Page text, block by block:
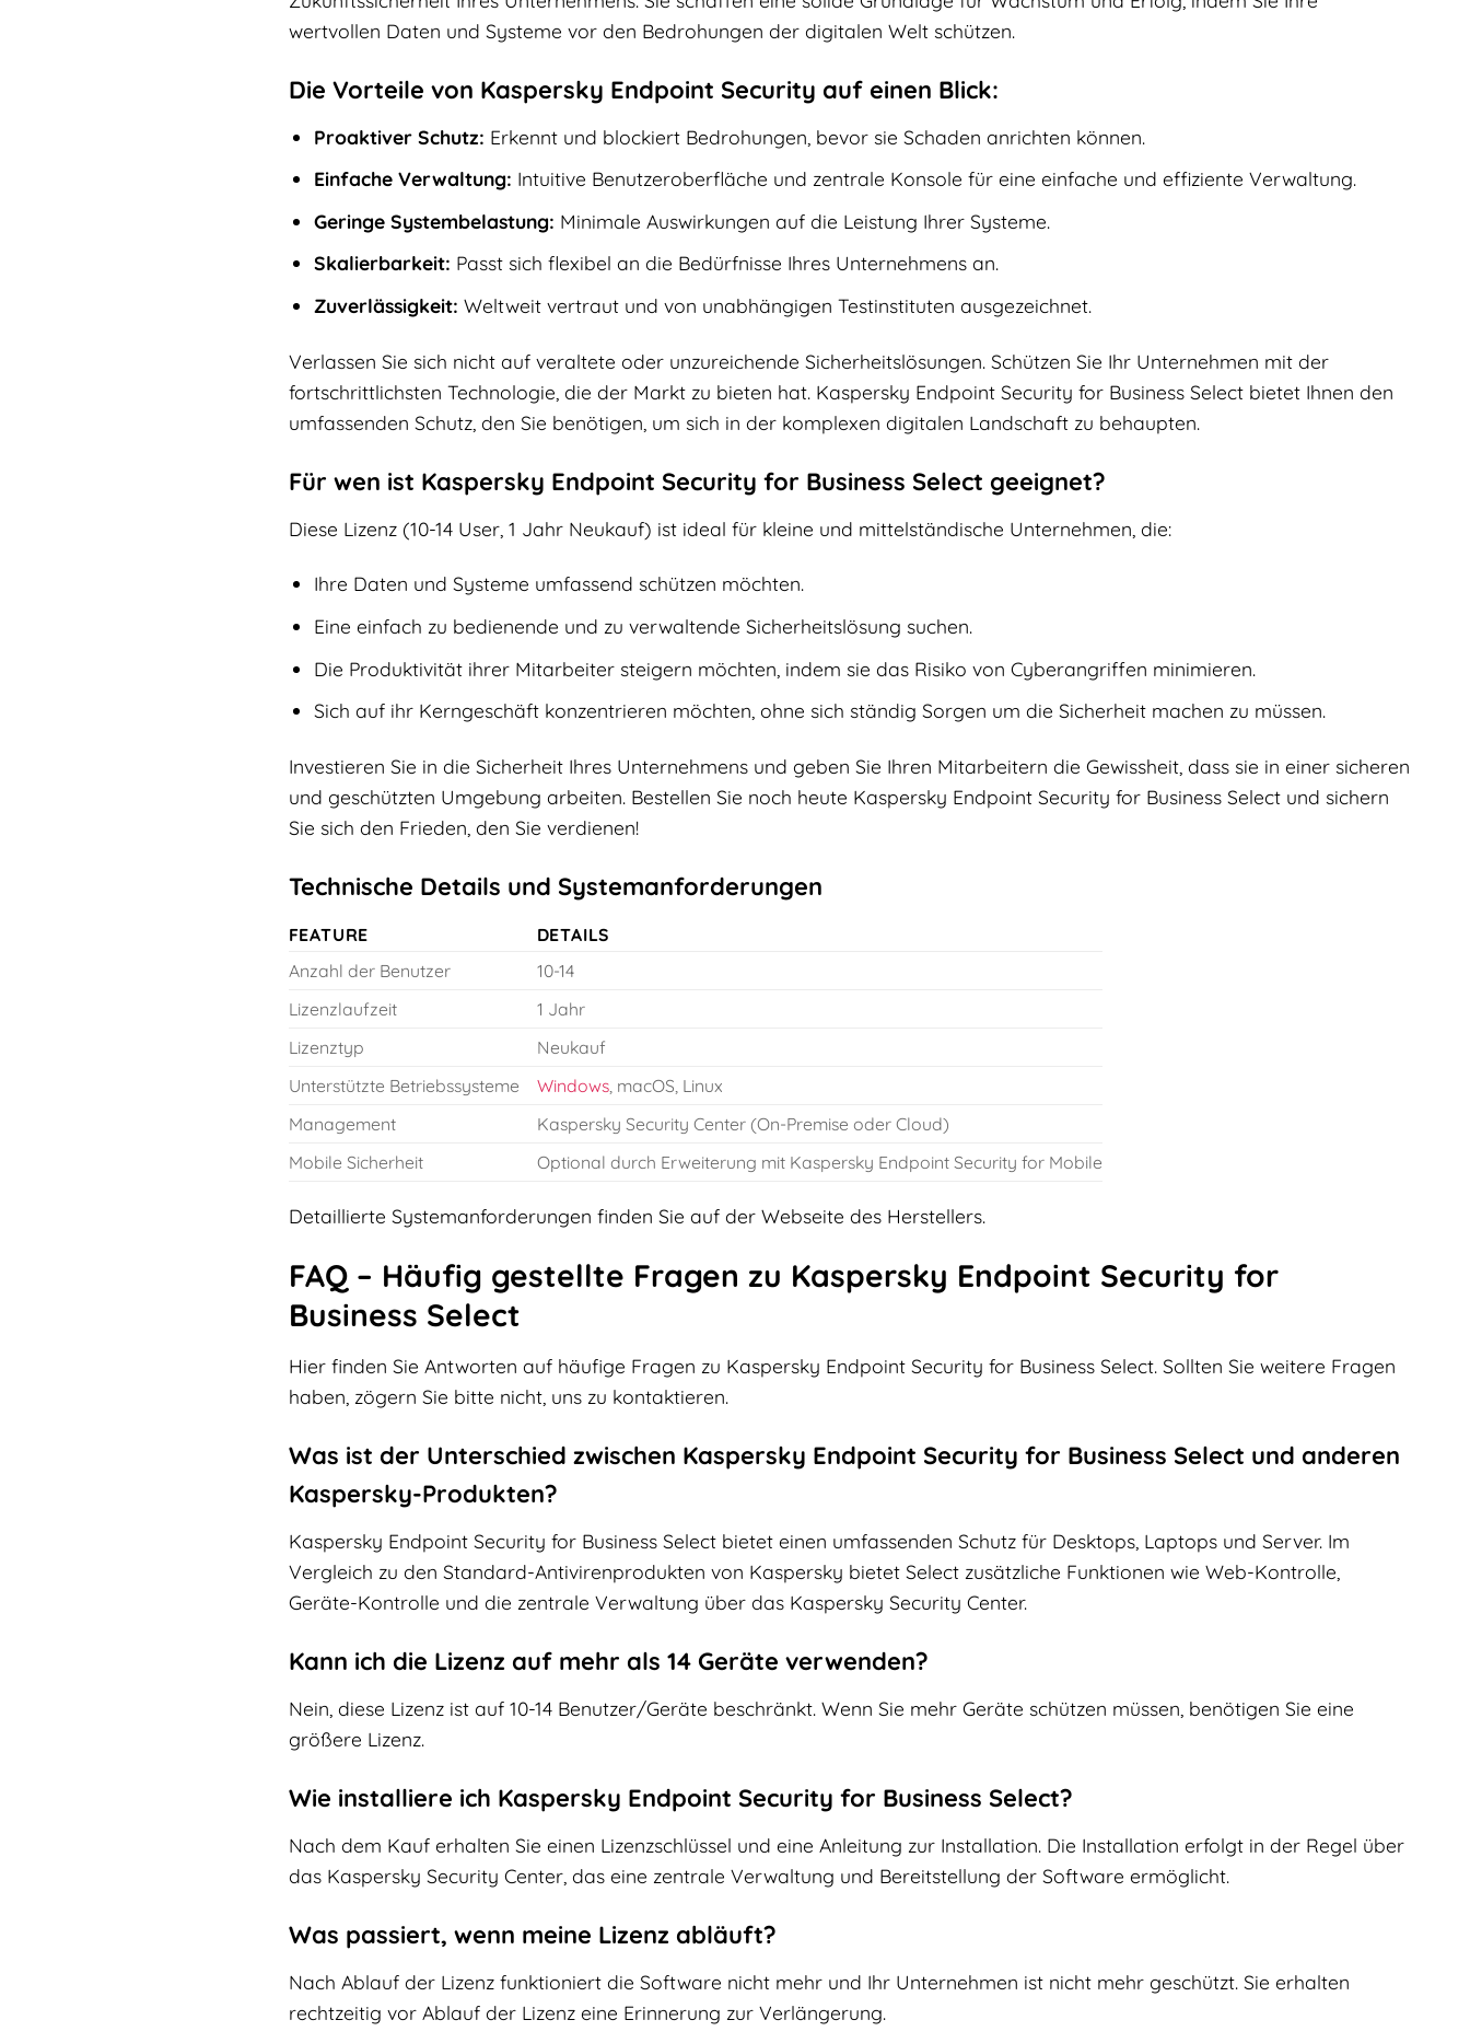
wertvollen Daten und Systeme vor den Bedrohungen der digitalen Welt schützen.
Die Vorteile von Kaspersky Endpoint Security auf einen Blick:
Proaktiver Schutz: Erkennt und blockiert Bedrohungen, bevor sie Schaden anrichten können.
Einfache Verwaltung: Intuitive Benutzeroberfläche und zentrale Konsole für eine einfache und effiziente Verwaltung.
Geringe Systembelastung: Minimale Auswirkungen auf die Leistung Ihrer Systeme.
Skalierbarkeit: Passt sich flexibel an die Bedürfnisse Ihres Unternehmens an.
Zuverlässigkeit: Weltweit vertraut und von unabhängigen Testinstituten ausgezeichnet.
Verlassen Sie sich nicht auf veraltete oder unzureichende Sicherheitslösungen. Schützen Sie Ihr Unternehmen mit der
fortschrittlichsten Technologie, die der Markt zu bieten hat. Kaspersky Endpoint Security for Business Select bietet Ihnen den
umfassenden Schutz, den Sie benötigen, um sich in der komplexen digitalen Landschaft zu behaupten.
Für wen ist Kaspersky Endpoint Security for Business Select geeignet?
Diese Lizenz (10-14 User, 1 Jahr Neukauf) ist ideal für kleine und mittelständische Unternehmen, die:
Ihre Daten und Systeme umfassend schützen möchten.
Eine einfach zu bedienende und zu verwaltende Sicherheitslösung suchen.
Die Produktivität ihrer Mitarbeiter steigern möchten, indem sie das Risiko von Cyberangriffen minimieren.
Sich auf ihr Kerngeschäft konzentrieren möchten, ohne sich ständig Sorgen um die Sicherheit machen zu müssen.
Investieren Sie in die Sicherheit Ihres Unternehmens und geben Sie Ihren Mitarbeitern die Gewissheit, dass sie in einer sicheren
und geschützten Umgebung arbeiten. Bestellen Sie noch heute Kaspersky Endpoint Security for Business Select und sichern
Sie sich den Frieden, den Sie verdienen!
Technische Details und Systemanforderungen
FEATURE
DETAILS
Anzahl der Benutzer
10-14
Lizenzlaufzeit
1 Jahr
Lizenztyp
Neukauf
Unterstützte Betriebssysteme
Windows, macOS, Linux
Management
Kaspersky Security Center (On-Premise oder Cloud)
Mobile Sicherheit
Optional durch Erweiterung mit Kaspersky Endpoint Security for Mobile
Detaillierte Systemanforderungen finden Sie auf der Webseite des Herstellers.
FAQ – Häufig gestellte Fragen zu Kaspersky Endpoint Security for
Business Select
Hier finden Sie Antworten auf häufige Fragen zu Kaspersky Endpoint Security for Business Select. Sollten Sie weitere Fragen
haben, zögern Sie bitte nicht, uns zu kontaktieren.
Was ist der Unterschied zwischen Kaspersky Endpoint Security for Business Select und anderen
Kaspersky-Produkten?
Kaspersky Endpoint Security for Business Select bietet einen umfassenden Schutz für Desktops, Laptops und Server. Im
Vergleich zu den Standard-Antivirenprodukten von Kaspersky bietet Select zusätzliche Funktionen wie Web-Kontrolle,
Geräte-Kontrolle und die zentrale Verwaltung über das Kaspersky Security Center.
Kann ich die Lizenz auf mehr als 14 Geräte verwenden?
Nein, diese Lizenz ist auf 10-14 Benutzer/Geräte beschränkt. Wenn Sie mehr Geräte schützen müssen, benötigen Sie eine
größere Lizenz.
Wie installiere ich Kaspersky Endpoint Security for Business Select?
Nach dem Kauf erhalten Sie einen Lizenzschlüssel und eine Anleitung zur Installation. Die Installation erfolgt in der Regel über
das Kaspersky Security Center, das eine zentrale Verwaltung und Bereitstellung der Software ermöglicht.
Was passiert, wenn meine Lizenz abläuft?
Nach Ablauf der Lizenz funktioniert die Software nicht mehr und Ihr Unternehmen ist nicht mehr geschützt. Sie erhalten
rechtzeitig vor Ablauf der Lizenz eine Erinnerung zur Verlängerung.